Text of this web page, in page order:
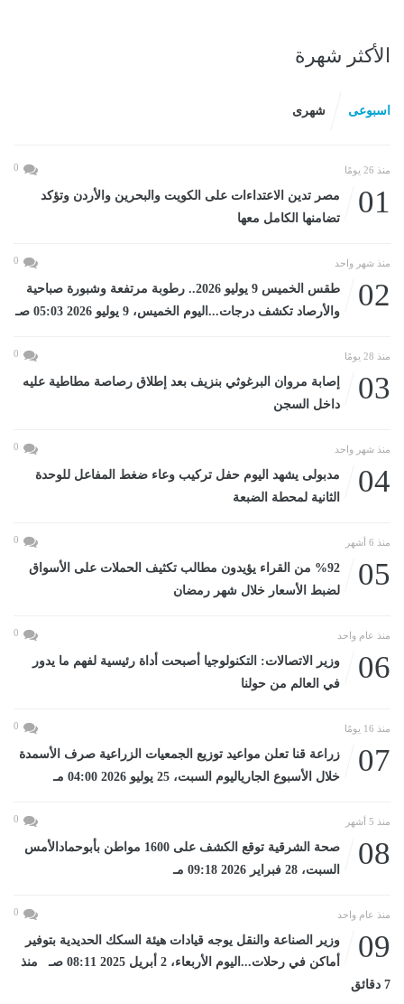
الأكثر شهرة
اسبوعى شهرى
منذ 26 يومًا 0
01
مصر تدين الاعتداءات على الكويت والبحرين والأردن وتؤكد
تضامنها الكامل معها
منذ شهر واحد 0
02
طقس الخميس 9 يوليو 2026.. رطوبة مرتفعة وشبورة صباحية
والأرصاد تكشف درجات...اليوم الخميس، 9 يوليو 2026 05:03 صـ
منذ 28 يومًا 0
03
إصابة مروان البرغوثي بنزيف بعد إطلاق رصاصة مطاطية عليه
داخل السجن
منذ شهر واحد 0
04
مدبولى يشهد اليوم حفل تركيب وعاء ضغط المفاعل للوحدة
الثانية لمحطة الضبعة
منذ 6 أشهر 0
05
%92 من القراء يؤيدون مطالب تكثيف الحملات على الأسواق
لضبط الأسعار خلال شهر رمضان
منذ عام واحد 0
06
وزير الاتصالات: التكنولوجيا أصبحت أداة رئيسية لفهم ما يدور
في العالم من حولنا
منذ 16 يومًا 0
07
زراعة قنا تعلن مواعيد توزيع الجمعيات الزراعية صرف الأسمدة
خلال الأسبوع الجارياليوم السبت، 25 يوليو 2026 04:00 مـ
منذ 5 أشهر 0
08
صحة الشرقية توقع الكشف على 1600 مواطن بأبوحمادالأمس
السبت، 28 فبراير 2026 09:18 مـ
منذ عام واحد 0
09
وزير الصناعة والنقل يوجه قيادات هيئة السكك الحديدية بتوفير
أماكن في رحلات...اليوم الأربعاء، 2 أبريل 2025 08:11 صـ منذ
7 دقائق